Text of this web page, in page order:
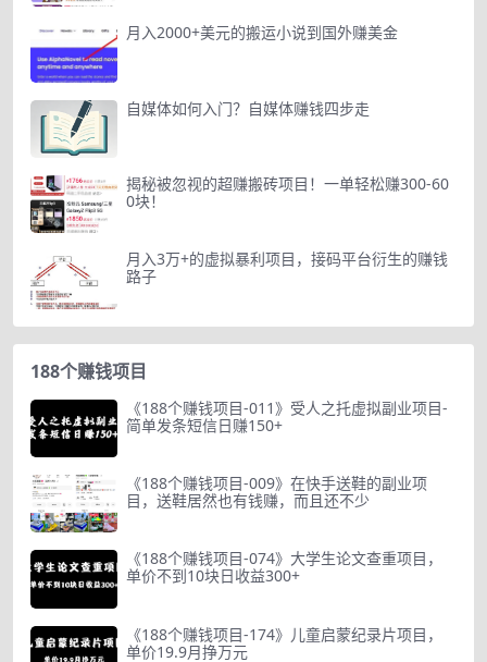
月入2000+美元的搬运小说到国外赚美金
自媒体如何入门？自媒体赚钱四步走
揭秘被忽视的超赚搬砖项目！一单轻松赚300-60
0块！
月入3万+的虚拟暴利项目，接码平台衍生的赚钱
路子
188个赚钱项目
《188个赚钱项目-011》受人之托虚拟副业项目-
简单发条短信日赚150+
《188个赚钱项目-009》在快手送鞋的副业项
目，送鞋居然也有钱赚，而且还不少
《188个赚钱项目-074》大学生论文查重项目，
单价不到10块日收益300+
《188个赚钱项目-174》儿童启蒙纪录片项目，
单价19.9月挣万元